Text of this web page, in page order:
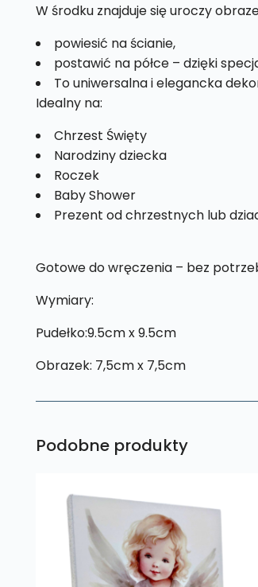
W środku znajduje się uroczy
powiesić na ścianie,
postawić na półce – dzięki
To uniwersalna i elegancka
Idealny na:
Chrzest Święty
Narodziny dziecka
Roczek
Baby Shower
Prezent od chrzestnych lub
Gotowe do wręczenia – bez
Wymiary:
Pudełko:9.5cm x 9.5cm
Obrazek: 7,5cm x 7,5cm
Podobne produkty